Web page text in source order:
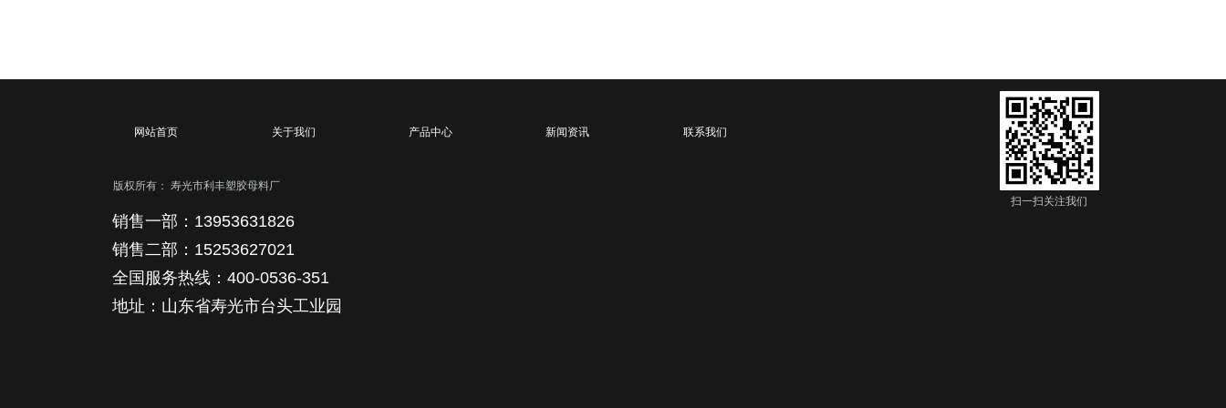
扫一扫关注我们
版权所有： 寿光市利丰塑胶母料厂
网站首页 关于我们 产品中心 新闻资讯 联系我们
销售一部：13953631826
销售二部：15253627021
全国服务热线：400-0536-351
地址：山东省寿光市台头工业园